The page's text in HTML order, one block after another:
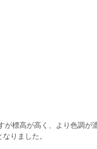
が標高が高く、より色調が
りました。